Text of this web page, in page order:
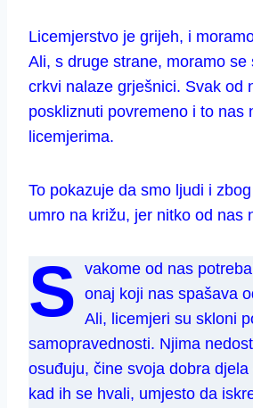
Licemjerstvo je grijeh, i
Ali, s druge strane, moramo se
crkvi nalaze grješnici. Svak od
poskliznuti povremeno i to nas
licemjerima.
To pokazuje da smo ljudi i
umro na križu, jer nitko od nas
S vakome od nas
onaj koji nas spašava
Ali, licemjeri su skloni
samopravednosti. Njima
osuđuju, čine svoja dobra
kad ih se hvali, umjesto da